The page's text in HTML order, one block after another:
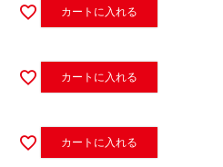
カートに入れる
カートに入れる
カートに入れる